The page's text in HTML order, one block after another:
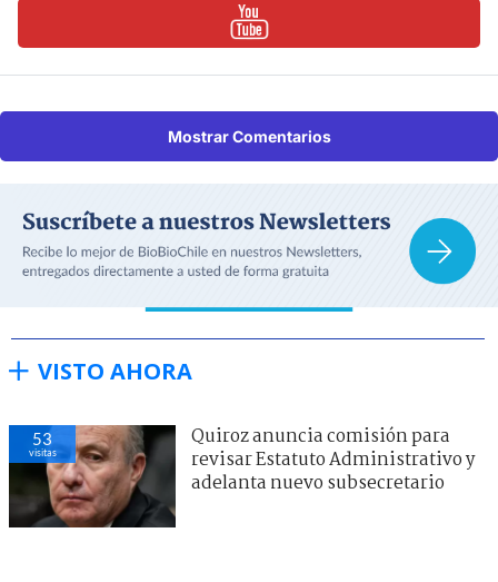
Mostrar Comentarios
VISTO AHORA
53
visitas
Quiroz anuncia comisión para
revisar Estatuto Administrativo y
adelanta nuevo subsecretario